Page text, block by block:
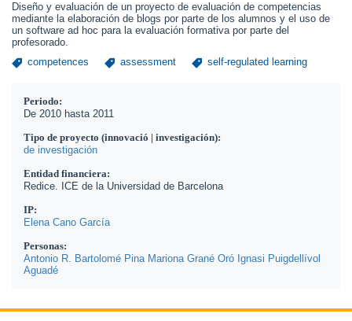
Diseño y evaluación de un proyecto de evaluación de competencias
mediante la elaboración de blogs por parte de los alumnos y el uso de
un software ad hoc para la evaluación formativa por parte del
profesorado.
competences
assessment self-regulated learning
Periodo:
De 2010 hasta 2011
Tipo de proyecto (innovació | investigación):
de investigación
Entidad financiera:
Redice. ICE de la Universidad de Barcelona
IP:
Elena Cano García
Personas:
Antonio R. Bartolomé Pina Mariona Grané Oró Ignasi Puigdellívol
Aguadé